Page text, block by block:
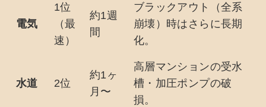
電気
1位
（最
速）
約1週
間
ブラックアウト（全系
崩壊）時はさらに長期
化。
水道 2位
約1ヶ
月〜
高層マンションの受水
槽・加圧ポンプの破
損。